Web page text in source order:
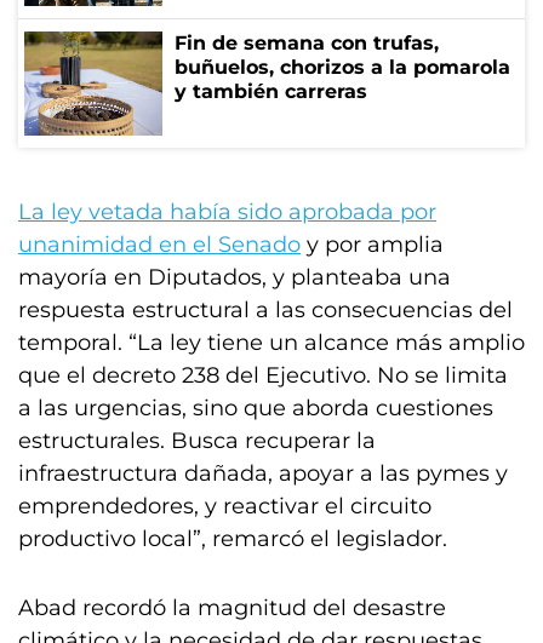
Fin de semana con trufas,
buñuelos, chorizos a la pomarola
y también carreras
La ley vetada había sido aprobada por
unanimidad en el Senado y por amplia
mayoría en Diputados, y planteaba una
respuesta estructural a las consecuencias del
temporal. “La ley tiene un alcance más amplio
que el decreto 238 del Ejecutivo. No se limita
a las urgencias, sino que aborda cuestiones
estructurales. Busca recuperar la
infraestructura dañada, apoyar a las pymes y
emprendedores, y reactivar el circuito
productivo local”, remarcó el legislador.
Abad recordó la magnitud del desastre